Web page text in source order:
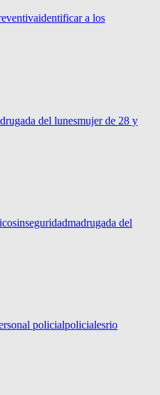
identificar a los
del lunesmujer de 28 y
inseguridadmadrugada del
policialpolicialesrio